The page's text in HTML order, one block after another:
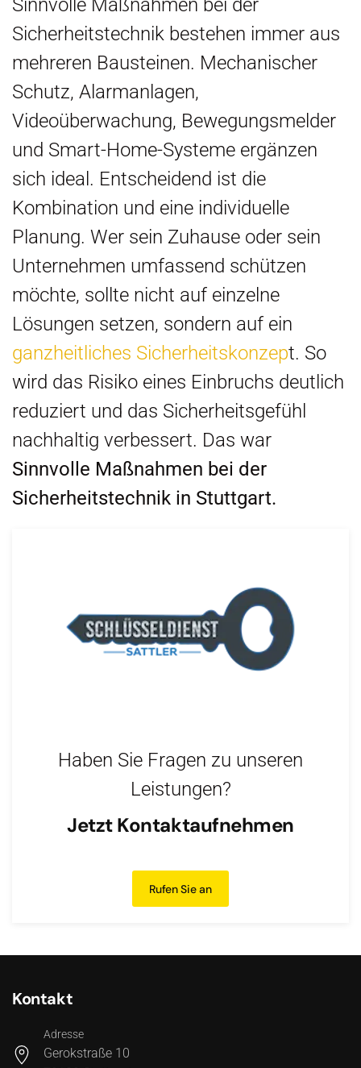
Sinnvolle Maßnahmen bei der
Sicherheitstechnik bestehen immer aus
mehreren Bausteinen. Mechanischer
Schutz, Alarmanlagen,
Videoüberwachung, Bewegungsmelder
und Smart-Home-Systeme ergänzen
sich ideal. Entscheidend ist die
Kombination und eine individuelle
Planung. Wer sein Zuhause oder sein
Unternehmen umfassend schützen
möchte, sollte nicht auf einzelne
Lösungen setzen, sondern auf ein
ganzheitliches Sicherheitskonzept. So
wird das Risiko eines Einbruchs deutlich
reduziert und das Sicherheitsgefühl
nachhaltig verbessert. Das war
Sinnvolle Maßnahmen bei der
Sicherheitstechnik in Stuttgart.
Haben Sie Fragen zu unseren
Leistungen?
Jetzt Kontaktaufnehmen
Rufen Sie an
Kontakt
Adresse
Gerokstraße 10